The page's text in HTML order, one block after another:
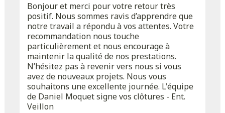
Bonjour et merci pour votre retour très
positif. Nous sommes ravis d’apprendre que
notre travail a répondu à vos attentes. Votre
recommandation nous touche
particulièrement et nous encourage à
maintenir la qualité de nos prestations.
N’hésitez pas à revenir vers nous si vous
avez de nouveaux projets. Nous vous
souhaitons une excellente journée. L'équipe
de Daniel Moquet signe vos clôtures - Ent.
Veillon